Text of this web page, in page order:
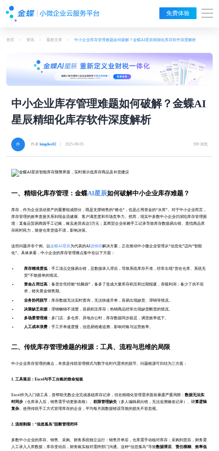
免费体验
首页 > 资讯 > 最新文章 > 中小企业库存管理难题如何破解？金蝶AI星辰精细化库存软件深度解析
中小企业库存管理难题如何破解？金蝶AI
星辰精细化库存软件深度解析
作者kingdee02 | 2025-09-05 599 浏览
一、精细化库存管理：金蝶AI星辰如何破解中小企业库存难题？
库存，作为企业流动资产的重要组成部分，既是支撑销售的“粮仓”，也是占用资金的“水库”。对于中小企业而言，
库存管理的效率直接关系到现金流健康、客户满意度和市场竞争力。然而，现实中多数中小企业仍深陷库存管理困
境：某食品贸易商因手工记账，账实差异高达5万元；某商贸企业依赖手工记录导致库存数据易出错、查找商品库
存耗时耗力，致使仓库货值不清，影响决策。
这些问题并非个例。以金蝶AI星辰为代表的AI进销存解决方案，正在推动中小微企业管理从“信息化”迈向“智能
化”。具体来看，中小企业的库存管理痛点集中在以下方面：
库存精准度低：手工清点交接易出错，且数据录入滞后，导致系统库存不准，经常出现“货在仓库、系统无
货”不敢接单的情况。
资金占用过高：备货全凭经验“拍脑袋”，备多了造成大量库存积压和过期报废，吞噬利润；备少了供不应
求，错失黄金销售期。
业务协同脱节：库存数据无法实时查询，无法快速开单，容易出现缺货、滞销等情况。
决策缺乏依据：滞销畅销不清楚，容易积压库存；热销商品经常出现缺货断货的情况。
多场景管理难：多门店、多仓库、异地办公时，库存数据同步延迟，调货效率低下。
人工成本浪费：手工开单速度慢，信息易错难追溯，影响对账与运营效率。
二、传统库存管理难题的根源：工具、流程与思维的局限
中小企业库存管理的痛点，本质是传统管理模式与数字化时代需求的脱节。问题根源可归结为三方面：
1. 工具落后：Excel与手工台账的致命短板
Excel作为入门级工具，曾帮助无数企业完成基础库存记录，但在精细化管理需求面前暴露严重局限：数据无法实
时同步 （仓库录入后，销售需手动更新表格）、权限管理缺失 （多人编辑易出错，无法追溯修改记录）、计算逻辑
复杂。使用传统手工方式管理库存的企业，平均每月因数据错误导致的损失不容忽视。
2. 流程割裂：“信息孤岛”阻断管理闭环
多数中小企业的库存、销售、采购、财务系统独立运行：销售开单后，仓库需手动核对库存；采购到货后，财务需
人工录入入库数据；库存变动后，财务账实核对需跨部门沟通。这种“信息孤岛”导致数据滞后、责任模糊 、效率低